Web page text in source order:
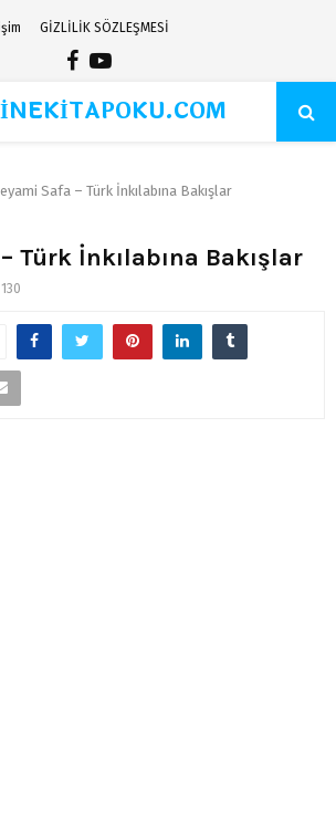
GİZLİLİK SÖZLEŞMESİ
Facebook
Youtube
Safa – Türk İnkılabına Bakışlar
Türk İnkılabına Bakışlar
130